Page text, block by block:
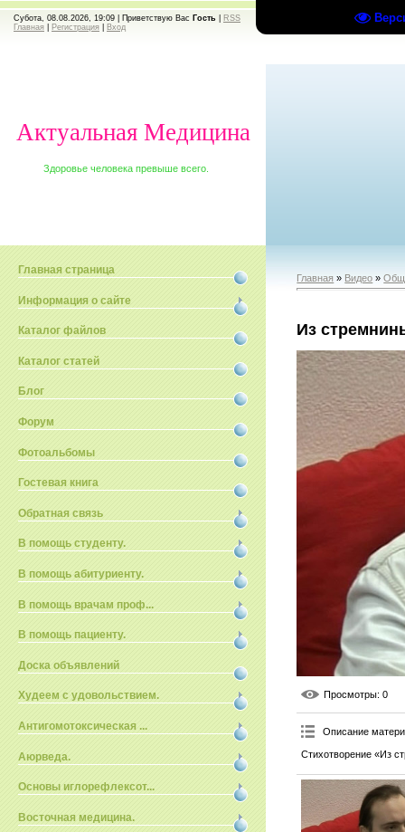
Субота, 08.08.2026, 19:09 | Приветствую Вас Гость
RSS
Главная
Регистрация Вход
Актуальная Медицина
Здоровье человека превыше всего.
Главная страница
Информация о сайте
Каталог файлов
Каталог статей
Блог
Форум
Фотоальбомы
Гостевая книга
Обратная связь
В помощь студенту.
В помощь абитуриенту.
В помощь врачам проф...
В помощь пациенту.
Доска объявлений
Худеем с удовольствием.
Антигомотоксическая ...
Аюрведа.
Основы иглорефлексот...
Восточная медицина.
Главная » Видео »
Из
Просмотры: 0
Описание
Стихотворение «Из